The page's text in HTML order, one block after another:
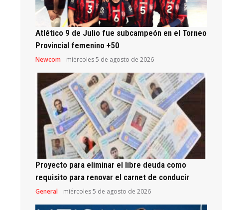
Atlético 9 de Julio fue subcampeón en el Torneo
Provincial femenino +50
Newcom miércoles 5 de agosto de 2026
Proyecto para eliminar el libre deuda como
requisito para renovar el carnet de conducir
General miércoles 5 de agosto de 2026